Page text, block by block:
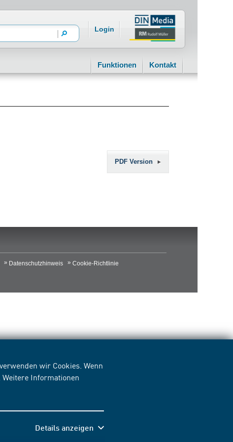
wir Cookies. Wenn
Informationen
Details anzeigen
Login
Funktionen Kontakt
PDF Version
Datenschutzhinweis
Cookie-Richtlinie